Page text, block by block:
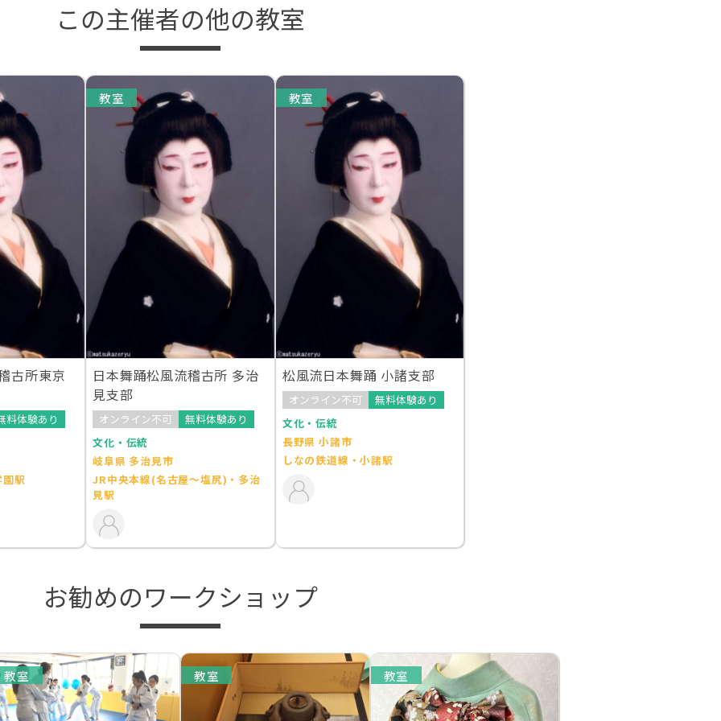
この主催者の他の教室
古所東京
料体験あり
駅
教室
日本舞踊松風流稽古所 多治
見支部
オンライン不可
無料体験あり
文化・伝統
岐阜県 多治見市
JR中央本線(名古屋～塩尻)・多治
見駅
教室
松風流日本舞踊 小諸支部
オンライン不可
無料体験あり
文化・伝統
長野県 小諸市
しなの鉄道線・小諸駅
お勧めのワークショップ
教室 教室 教室